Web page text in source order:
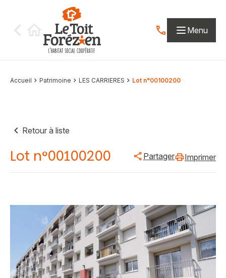
Contactez-nous
Menu
Accueil Patrimoine LES CARRIERES Lot n°00100200
Retour à liste
Lot n°00100200 Partager Imprimer